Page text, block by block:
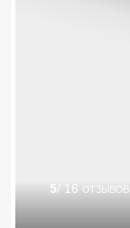
5/ 16 отзывов